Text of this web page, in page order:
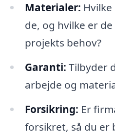
Materialer:
de, og hvilke er
projekts behov?
Garanti: Tilbyder
arbejde og
Forsikring: Er
forsikret, så du